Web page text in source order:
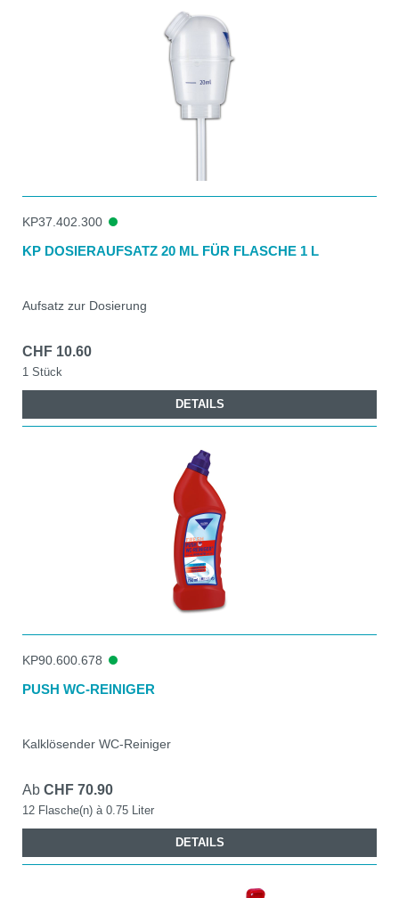
KP37.402.300
KP DOSIERAUFSATZ 20 ML FÜR FLASCHE 1 L
Aufsatz zur Dosierung
CHF 10.60
1 Stück
DETAILS
KP90.600.678
PUSH WC-REINIGER
Kalklösender WC-Reiniger
Ab CHF 70.90
12 Flasche(n) à 0.75 Liter
DETAILS